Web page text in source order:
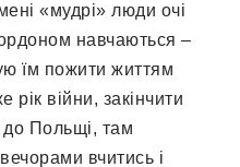
«мудрі» люди очі
навчаються –
їм пожити життям
війни, закінчити
до Польщі, там
вчитись і